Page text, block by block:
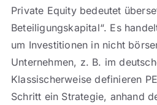
Private Equity bedeutet
Beteiligungskapital“. Es
um Investitionen in nicht
Unternehmen, z. B. im
Klassischerweise definieren
Schritt ein Strategie, anhand